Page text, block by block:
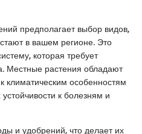
предполагает выбор видов,
в вашем регионе. Это
которая требует
Местные растения обладают
климатическим особенностям
к болезням и
и удобрений, что делает их